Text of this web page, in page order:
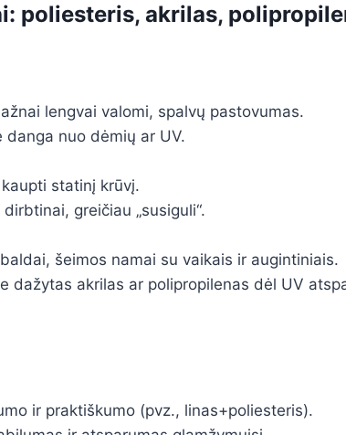
poliesteris, akrilas,
lengvai valomi, spalvų pastovumas.
nuo dėmių ar UV.
statinį krūvį.
greičiau „susiguli“.
šeimos namai su vaikais ir augintiniais.
dažytas akrilas ar polipropilenas dėl UV
ir praktiškumo (pvz., linas+poliesteris).